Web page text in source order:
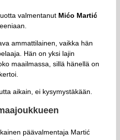
valmentanut Mićo Martić
ammattilainen, vaikka hän
Hän on yksi lajin
maailmassa, sillä hänellä on
aikain, ei kysymystäkään.
päävalmentaja Martić